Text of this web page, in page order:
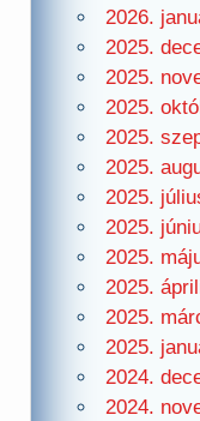
2026.
2025.
2025.
2025.
2025.
2025.
2025.
2025.
2025.
2025.
2025.
2025.
2024.
2024.